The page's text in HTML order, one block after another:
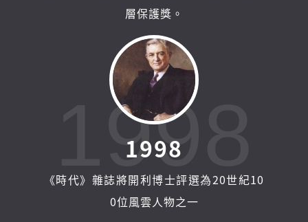
層保護獎。
1998
1998
《時代》雜誌將開利博士評選為20世紀10
0位風雲人物之一